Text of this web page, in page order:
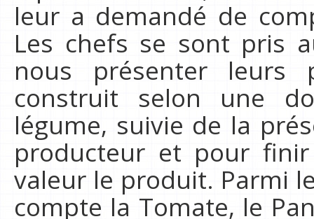
leur a demandé de
Les chefs se sont pris
nous présenter leurs
construit selon une
légume, suivie de la
producteur et pour
valeur le produit. Parmi
compte la Tomate, le